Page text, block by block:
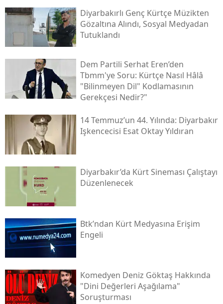
Diyarbakırlı Genç Kürtçe Müzikten
Gözaltına Alındı, Sosyal Medyadan
Tutuklandı
Dem Partili Serhat Eren’den
Tbmm'ye Soru: Kürtçe Nasıl Hâlâ
"bilinmeyen Dil" Kodlamasının
Gerekçesi Nedir?"
14 Temmuz’un 44. Yılında: Diyarbakır
Işkencecisi Esat Oktay Yıldıran
Diyarbakır’da Kürt Sineması Çalıştayı
Düzenlenecek
Btk’ndan Kürt Medyasına Erişim
Engeli
Komedyen Deniz Göktaş Hakkında
"dini Değerleri Aşağılama"
Soruşturması